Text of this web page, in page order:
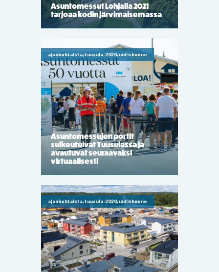
Asuntomessut Lohjalla 2021
tarjoaa kodin järvimaisemassa
ajankohtaista, tuusula-2020, uutishuone
Asuntomessujen portit
sulkeutuivat Tuusulassa ja
avautuvat seuraavaksi
virtuaalisesti
ajankohtaista, tuusula-2020, uutishuone